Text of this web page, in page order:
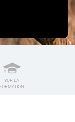
SUR LA
FORMATION